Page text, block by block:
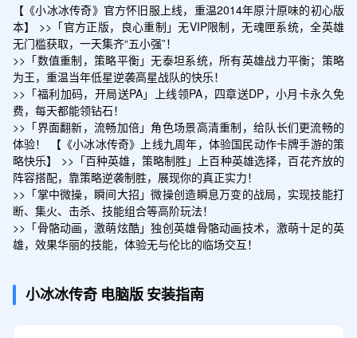
【《小冰冰传奇》官方怀旧服上线，重温2014年原汁原味的初心版
本】 >>「官方正版，良心重制」无VIP限制，无魂匣系统，全英雄
无门槛获取，一天集齐“五小强”！
>>「数值重制，策略平衡」无泰坦系统，所有英雄战力平衡；策略
为王，重温当年低星逆袭高星战队的快乐！
>>「福利加码，开局送PA」上线领PA，四章送DP，小月卡永久免
费，每天都能领钻石！
>>「界面翻新，流畅加倍」角色场景高清重制，给队长们更流畅的
体验！ 【《小冰冰传奇》上线九周年，体验国民动作卡牌手游的策
略快乐】 >>「百种英雄，策略制胜」上百种英雄选择，百花齐放的
阵容搭配，靠策略逆袭制胜，展现你的真正实力！
>>「掌中微操，瞬间大招」微操创造瞬息万变的战局，实现技能打
断、集火、击杀、技能组合等高阶玩法！
>>「骨骼动画，激萌炫酷」独创英雄骨骼动画技术，激萌十足的英
雄，效果华丽的技能，体验无与伦比的临场交互！
小冰冰传奇 电脑版 安装指南